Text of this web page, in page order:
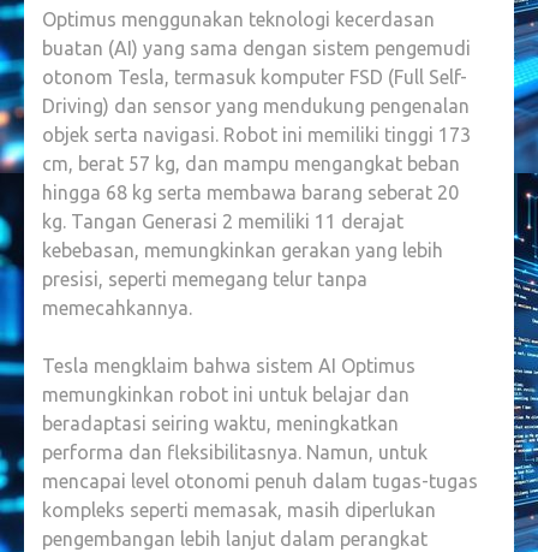
Optimus menggunakan teknologi kecerdasan
buatan (AI) yang sama dengan sistem pengemudi
otonom Tesla, termasuk komputer FSD (Full Self-
Driving) dan sensor yang mendukung pengenalan
objek serta navigasi. Robot ini memiliki tinggi 173
cm, berat 57 kg, dan mampu mengangkat beban
hingga 68 kg serta membawa barang seberat 20
kg. Tangan Generasi 2 memiliki 11 derajat
kebebasan, memungkinkan gerakan yang lebih
presisi, seperti memegang telur tanpa
memecahkannya.
Tesla mengklaim bahwa sistem AI Optimus
memungkinkan robot ini untuk belajar dan
beradaptasi seiring waktu, meningkatkan
performa dan fleksibilitasnya. Namun, untuk
mencapai level otonomi penuh dalam tugas-tugas
kompleks seperti memasak, masih diperlukan
pengembangan lebih lanjut dalam perangkat